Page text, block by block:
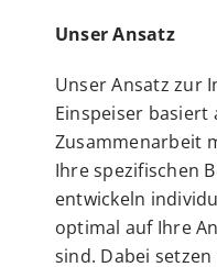
Unser Ansatz
Unser Ansatz zur
Einspeiser basiert
Zusammenarbeit
Ihre spezifischen
entwickeln
optimal auf Ihre
sind. Dabei